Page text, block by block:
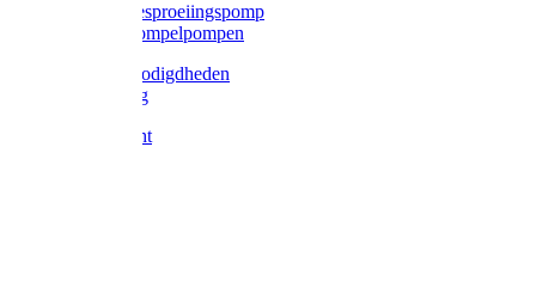
Gardena besproeiingspomp
Gardena dompelpompen
Tyleen benodigdheden
Tyleenslang
Lange bocht